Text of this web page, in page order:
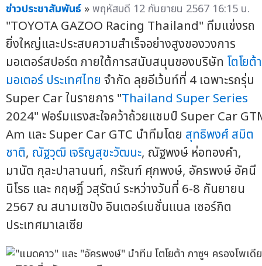
ข่าวประชาสัมพันธ์ »พฤหัสบดี 12 กันยายน 2567 16:15 น.
"TOYOTA GAZOO Racing Thailand" ทีมแข่งรถ
ยิ่งใหญ่และประสบความสำเร็จอย่างสูงของวงการ
มอเตอร์สปอร์ต ภายใต้การสนับสนุนของบริษัท โตโยต้า
มอเตอร์ ประเทศไทย จำกัด ลุยอีเว้นท์ที่ 4 เฉพาะรถรุ่น
Super Car ในรายการ "Thailand Super Series
2024" ฟอร์มแรงสะใจคว้าถ้วยแชมป์ Super Car
Am และ Super Car GTC นำทีมโดย สุทธิพงศ์ สมิต
ชาติ, ณัฐวุฒิ เจริญสุขะวัฒนะ, ณัฐพงษ์ ห่อทองคำ,
มานัต กุละปาลานนท์, กรัณฑ์ ศุภพงษ์, อัครพงษ์ อัคนี
นิโรธ และ กฤษฎิ์ วสุรัตน์ ระหว่างวันที่ 6-8 กันยายน
2567 ณ สนามเซปัง อินเตอร์เนชั่นแนล เซอร์กิต
ประเทศมาเลเซีย